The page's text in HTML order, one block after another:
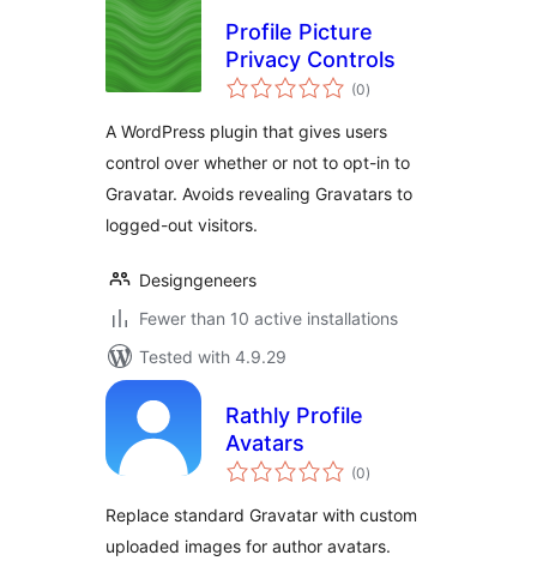
Profile Picture
Privacy Controls
(0total
ratings
)
A WordPress plugin that gives users
control over whether or not to opt-in to
Gravatar. Avoids revealing Gravatars to
logged-out visitors.
Designgeneers
Fewer than 10 active installations
Tested with 4.9.29
Rathly Profile
Avatars
(0total
ratings
)
Replace standard Gravatar with custom
uploaded images for author avatars.